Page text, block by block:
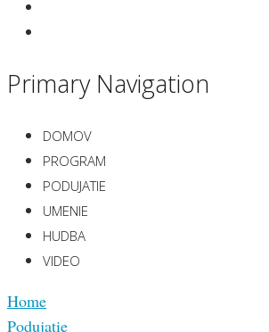
Primary Navigation
DOMOV
PROGRAM
PODUJATIE
UMENIE
HUDBA
VIDEO
Home
Podujatie